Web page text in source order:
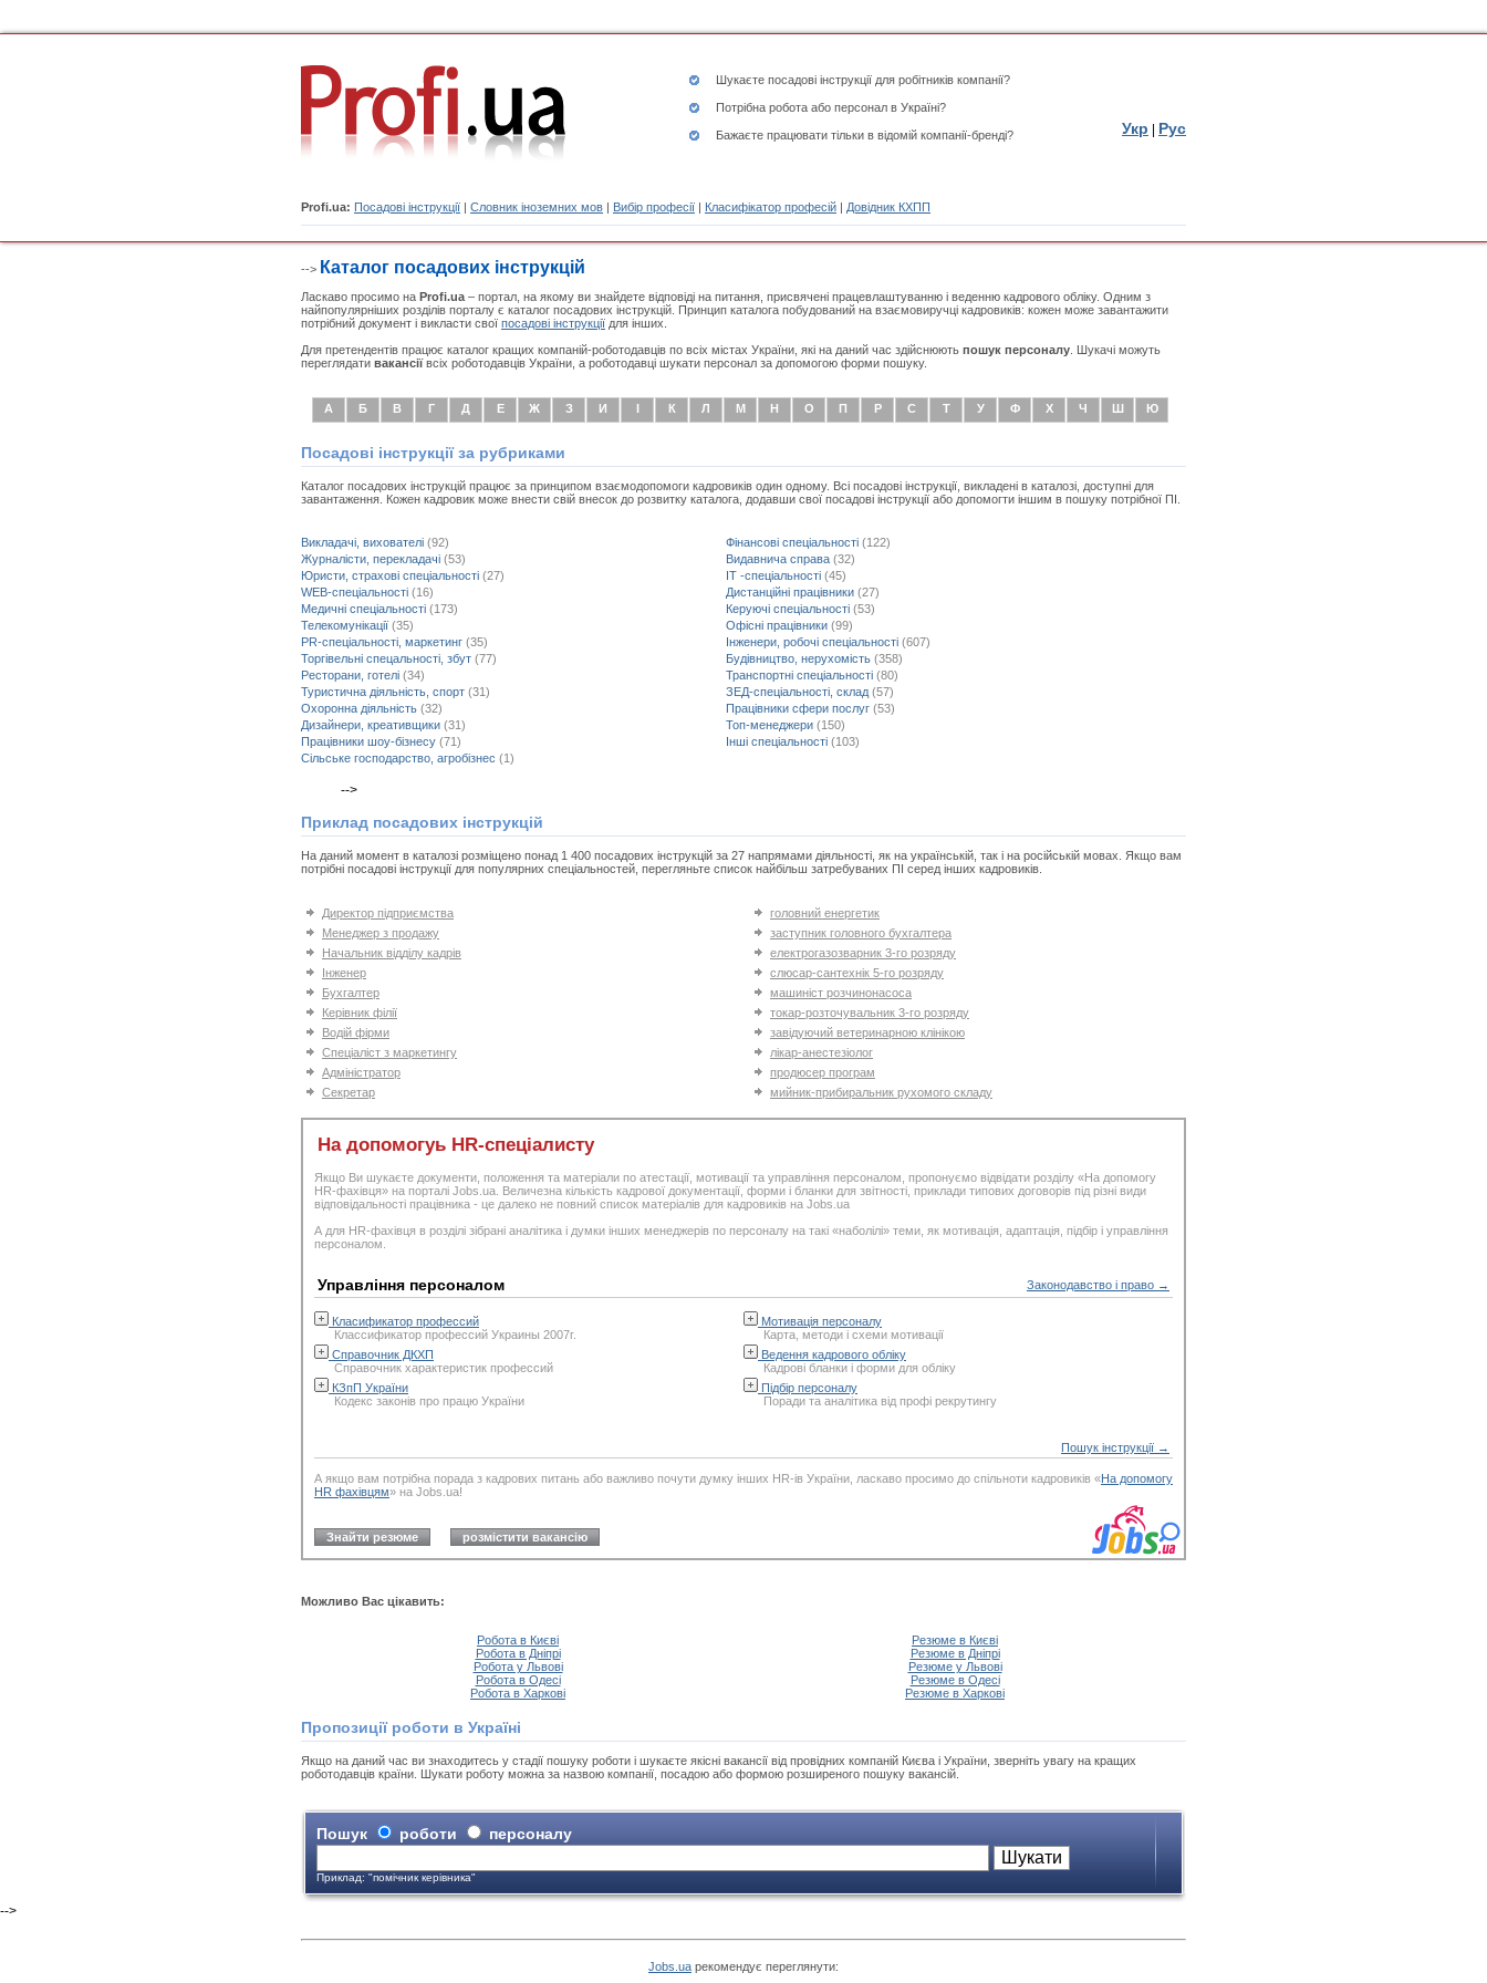
Шукаєте посадові інструкції для робітників компанії?
Потрібна робота або персонал в Україні?
Бажаєте працювати тільки в відомій компанії-бренді?
Profi.ua: Посадові інструкції | Словник іноземних мов | Вибір професії | Класифікатор професій | Довідник КХПП
Укр Рус
--> Каталог посадових інструкцій
Ласкаво просимо на Profi.ua – портал, на якому ви знайдете відповіді на питання, присвячені працевлаштуванню і веденню кадрового обліку. Одним з
найпопулярніших розділів порталу є каталог посадових інструкцій. Принцип каталога побудований на взаємовиручці кадровиків: кожен може завантажити
потрібний документ і викласти свої посадові інструкції для інших.
Для претендентів працює каталог кращих компаній-роботодавців по всіх містах України, які на даний час здійснюють пошук персоналу . Шукачі можуть
переглядати вакансіївсіх роботодавців України, а роботодавці шукати персонал за допомогою форми пошуку.
А Б В Г Д Е Ж З И І К Л М Н О П Р С Т У Ф Х Ч Ш Ю
Посадові інструкції за рубриками
Каталог посадових інструкцій працює за принципом взаємодопомоги кадровиків один одному. Всі посадові інструкції, викладені в каталозі, доступні для
завантаження. Кожен кадровик може внести свій внесок до розвитку каталога, додавши свої посадові інструкції або допомогти іншим в пошуку потрібної ПІ.
Викладачі, вихователі (92) Фінансові спеціальності (122)
Журналісти, перекладачі (53) Видавнича справа (32)
Юристи, страхові спеціальності (27) IT -спеціальності (45)
WEB-спеціальності (16) Дистанційні працівники (27)
Медичні спеціальності (173) Керуючі спеціальності (53)
Телекомунікації (35) Офісні працівники (99)
PR-спеціальності, маркетинг (35) Інженери, робочі спеціальності (607)
Торгівельні спецальності, збут (77) Будівництво, нерухомість (358)
Ресторани, готелі (34) Транспортні спеціальності (80)
Туристична діяльність, спорт (31) ЗЕД-спеціальності, склад (57)
Охоронна діяльність (32) Працівники сфери послуг (53)
Дизайнери, креативщики (31) Топ-менеджери (150)
Працівники шоу-бізнесу (71) Інші спеціальності (103)
Сільське господарство, агробізнес (1)
-->
Приклад посадових інструкцій
На даний момент в каталозі розміщено понад 1 400 посадових інструкцій за 27 напрямами діяльності, як на українській, так і на російській мовах. Якщо вам
потрібні посадові інструкції для популярних спеціальностей, перегляньте список найбільш затребуваних ПІ серед інших кадровиків.
Директор підприємства
Менеджер з продажу
Начальник відділу кадрів
Інженер
Бухгалтер
Керівник філії
Водій фірми
Спеціаліст з маркетингу
Адміністратор
Секретар
головний енергетик
заступник головного бухгалтера
електрогазозварник 3-го розряду
слюсар-сантехнік 5-го розряду
машиніст розчинонасоса
токар-розточувальник 3-го розряду
завідуючий ветеринарною клінікою
лікар-анестезіолог
продюсер програм
мийник-прибиральник рухомого складу
На допомогуь HR-спеціалисту
Якщо Ви шукаєте документи, положення та матеріали по атестації, мотивації та управління персоналом, пропонуємо відвідати розділу «На допомогу
HR-фахівця» на порталі Jobs.ua. Величезна кількість кадрової документації, форми і бланки для звітності, приклади типових договорів під різні види
відповідальності працівника - це далеко не повний список матеріалів для кадровиків на Jobs.ua
А для HR-фахівця в розділі зібрані аналітика і думки інших менеджерів по персоналу на такі «наболілі» теми, як мотивація, адаптація, підбір і управління
персоналом.
Управління персоналом Законодавство і право →
Класификатор профессий
Классификатор профессий Украины 2007г.
Справочник ДКХП
Справочник характеристик профессий
КЗпП України
Кодекс законів про працю України
Мотивація персоналу
Карта, методи і схеми мотивації
Ведення кадрового обліку
Кадрові бланки і форми для обліку
Підбір персоналу
Поради та аналітика від профі рекрутингу
Пошук інструкції →
А якщо вам потрібна порада з кадрових питань або важливо почути думку інших HR-ів України, ласкаво просимо до спільноти кадровиків «На допомогу
HR фахівцям» на Jobs.ua!
Знайти резюме розмістити вакансію
Можливо Вас цікавить:
Робота в Києві
Резюме в Києві
Робота в Дніпрі
Резюме в Дніпрі
Робота у Львові
Резюме у Львові
Робота в Одесі
Резюме в Одесі
Робота в Харкові
Резюме в Харкові
Пропозиції роботи в Україні
Якщо на даний час ви знаходитесь у стадії пошуку роботи і шукаєте якісні вакансії від провідних компаній Києва і України, зверніть увагу на кращих
роботодавців країни. Шукати роботу можна за назвою компанії, посадою або формою розширеного пошуку вакансій.
Пошук роботи персоналу
Приклад: "помічник керівника"
-->
Jobs.ua рекомендує переглянути: